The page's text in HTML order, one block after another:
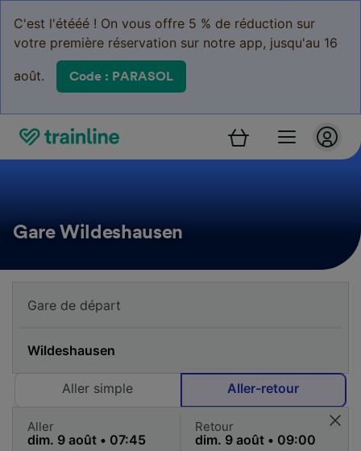
C'est l'étééé ! On vous offre 5 % de réduction sur
votre première réservation sur notre app, jusqu'au 16
août. Code : PARASOL
Gare Wildeshausen
Aller simple Aller-retour
Aller Retour